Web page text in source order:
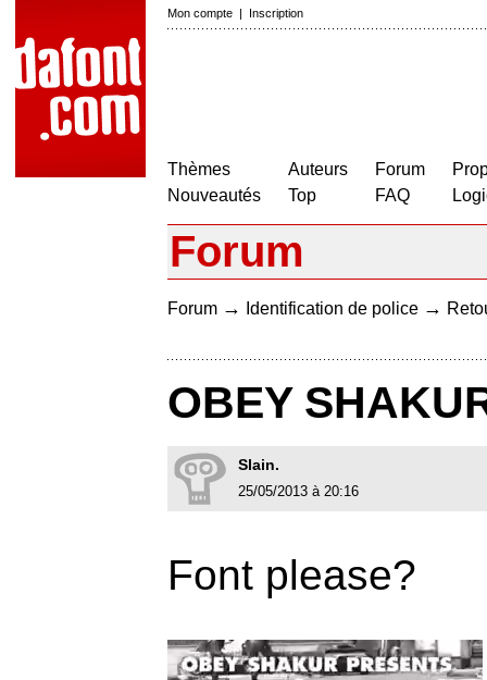
Mon compte | Inscription
Thèmes
Nouveautés
Auteurs
Top
Forum
FAQ
Forum
Forum → Identification de police →
OBEY
Slain.
25/05/2013 à 20:16
Font please?